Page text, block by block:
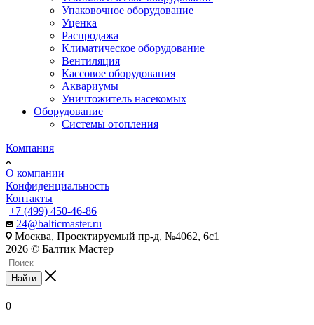
Упаковочное оборудование
Уценка
Распродажа
Климатическое оборудование
Вентиляция
Кассовое оборудования
Аквариумы
Уничтожитель насекомых
Оборудование
Системы отопления
Компания
О компании
Конфиденциальность
Контакты
+7 (499) 450-46-86
24@balticmaster.ru
Москва, Проектируемый пр-д, №4062, 6с1
2026 © Балтик Мастер
Найти
0